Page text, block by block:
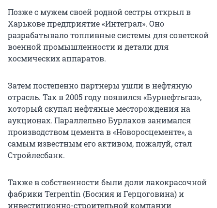
Позже с мужем своей родной сестры открыл в
Харькове предприятие «Интеграл». Оно
разрабатывало топливные системы для советской
военной промышленности и детали для
космических аппаратов.
Затем постепенно партнеры ушли в нефтяную
отрасль. Так в 2005 году появился «Бурнефтьгаз»,
который скупал нефтяные месторождения на
аукционах. Параллельно Бурлаков занимался
производством цемента в «Новоросцементе», а
самым известным его активом, пожалуй, стал
Стройлесбанк.
Также в собственности были доли лакокрасочной
фабрики Terpentin (Босния и Герцоговина) и
инвестиционно-строительной компании